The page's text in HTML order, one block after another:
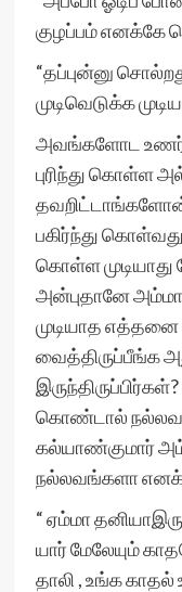
குழப்பம் எனக்கே
“தப்புன்னு
முடிவெடுக்க
அவங்களோட
புரிந்து கொள்ள
பகிர்ந்து
கொள்ள முடியாது
அன்புதானே
முடியாத
வைத்திருப்பீங்க
கொண்டால்
கல்யாண்குமார்
நல்லவங்களா
“ ஏம்மா
யார் மேலேயும்
தாலி , உங்க காதல்